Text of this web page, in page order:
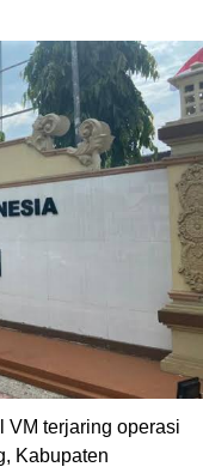
VM terjaring operasi
Kabupaten